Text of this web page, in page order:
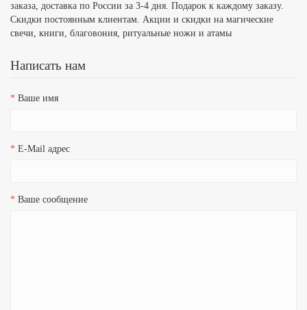
заказа, доставка по России за 3-4 дня. Подарок к каждому заказу.
Скидки постоянным клиентам. Акции и скидки на магические
свечи, книги, благовония, ритуальные ножи и атамы
Написать нам
Ваше имя
E-Mail адрес
Ваше сообщение